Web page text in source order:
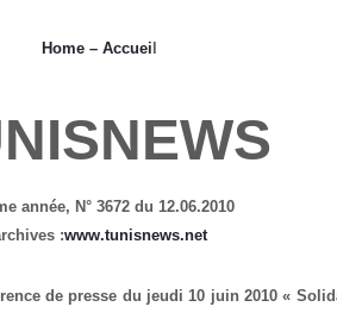
Home – Accuei
année, N° 3672 du 12.06.2010
archives :
www.tunisnews.net
de presse du jeudi 10 juin 2010«